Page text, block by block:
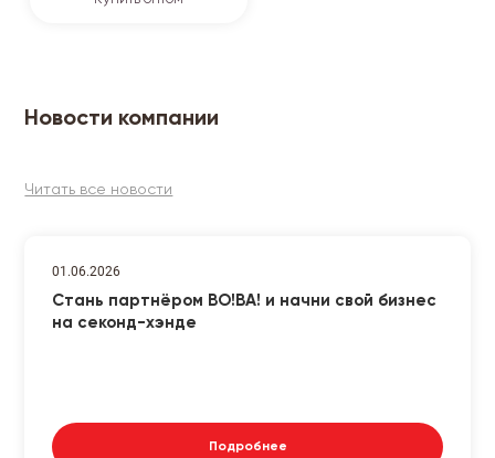
Новости компании
Читать все новости
01.06.2026
Стань партнёром ВО!ВА! и начни свой бизнес
на секонд-хэнде
Подробнее